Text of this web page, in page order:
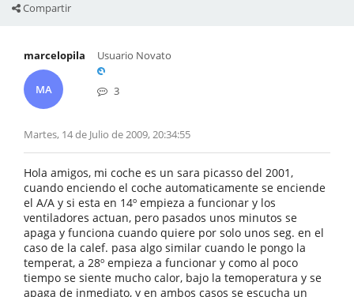
Compartir
marcelopila
MA
Usuario Novato
3
Martes, 14 de Julio de 2009, 20:34:55
Hola amigos, mi coche es un sara picasso del 2001,
cuando enciendo el coche automaticamente se enciende
el A/A y si esta en 14º empieza a funcionar y los
ventiladores actuan, pero pasados unos minutos se
apaga y funciona cuando quiere por solo unos seg. en el
caso de la calef. pasa algo similar cuando le pongo la
temperat, a 28º empieza a funcionar y como al poco
tiempo se siente mucho calor, bajo la temoperatura y se
apaga de inmediato, y en ambos casos se escucha un